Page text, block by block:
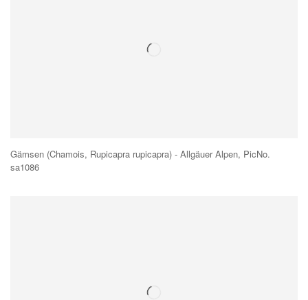
Gämsen (Chamois, Rupicapra rupicapra) - Allgäuer Alpen, PicNo.
sa1086